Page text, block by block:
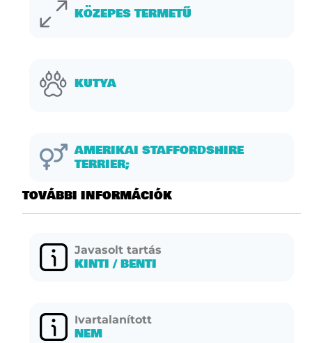
KÖZEPES TERMETŰ
KUTYA
AMERIKAI STAFFORDSHIRE
TERRIER;
további információk
Javasolt tartás
KINTI / BENTI
Ivartalanított
NEM